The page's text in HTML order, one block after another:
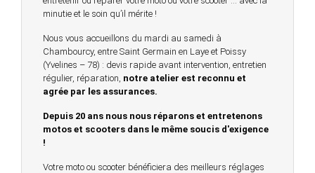
minutie et le soin qu’il mérite !
Nous vous accueillons du mardi au samedi à
Chambourcy, entre Saint Germain en Laye et Poissy
(Yvelines – 78) : devis rapide avant intervention, entretien
régulier, réparation, notre atelier est reconnu et
agrée par les assurances.
Depuis 20 ans nous nous réparons et entretenons
motos et scooters dans le même soucis d'exigence
!
Votre moto ou scooter bénéficiera des meilleurs réglages